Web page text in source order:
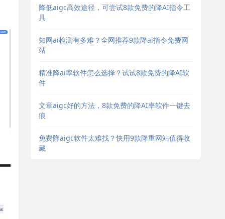
降低aigc高效途径，可尝试8款免费的降AI指令工
具
知网ai检测有多难？全网推荐9款降ai指令免费网
站
精准降ai率软件怎么选择？试试8款免费的降AI软
件
文章aigc好的方法，8款免费的降AI率软件一键去
痕
免费降aigc软件太难找？快用9款降重网站值得收
藏